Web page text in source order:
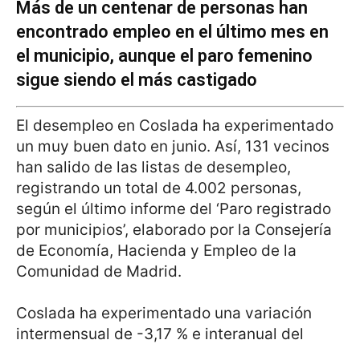
Más de un centenar de personas han
encontrado empleo en el último mes en
el municipio, aunque el paro femenino
sigue siendo el más castigado
El desempleo en Coslada ha experimentado
un muy buen dato en junio. Así, 131 vecinos
han salido de las listas de desempleo,
registrando un total de 4.002 personas,
según el último informe del ‘Paro registrado
por municipios’, elaborado por la Consejería
de Economía, Hacienda y Empleo de la
Comunidad de Madrid.
Coslada ha experimentado una variación
intermensual de -3,17 % e interanual del